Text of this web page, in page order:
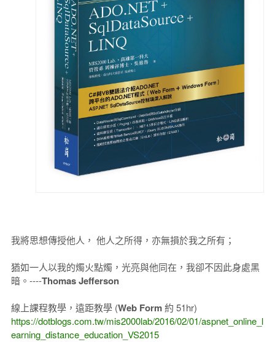
我將思想傳授他人， 他人之所得，亦無損於我之所有；
猶如一人以我的燭火點燭，光亮與他同在，我卻不因此身處黑
暗。----Thomas Jefferson
線上課程教學，遠距教學 (Web Form約 51hr)
https://dotblogs.com.tw/mis2000lab/2016/02/01/aspnet_online_l
earning_distance_education_VS2015